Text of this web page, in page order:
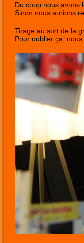
Du coup nous avons
Sinon nous aurions
Tirage au sort de la
Pour oublier ça,